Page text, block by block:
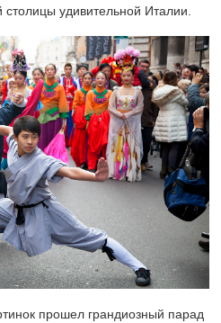
столицы удивительной Италии.
прошел грандиозный парад